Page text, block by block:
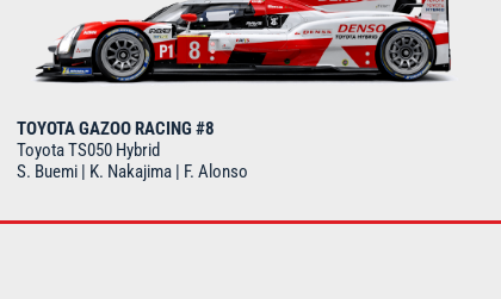
TOYOTA GAZOO RACING #8
Toyota TS050 Hybrid
S. Buemi | K. Nakajima | F. Alonso